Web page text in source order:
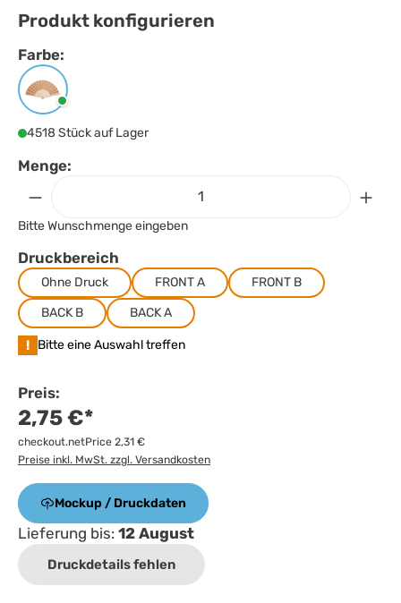
Produkt konfigurieren
Farbe:
Farbeauswählen
Beige
4518 Stück auf Lager
Menge:
Bitte Wunschmenge eingeben
Druckbereich
Ohne Druck FRONT A
FRONT B
BACK B
BACK A
! Bitte eine Auswahl treffen
Preis:
2,75 €*
checkout.netPrice 2,31 €
Preise inkl. MwSt. zzgl. Versandkosten
Mockup / Druckdaten
Lieferung bis: 12 August
Druckdetails fehlen